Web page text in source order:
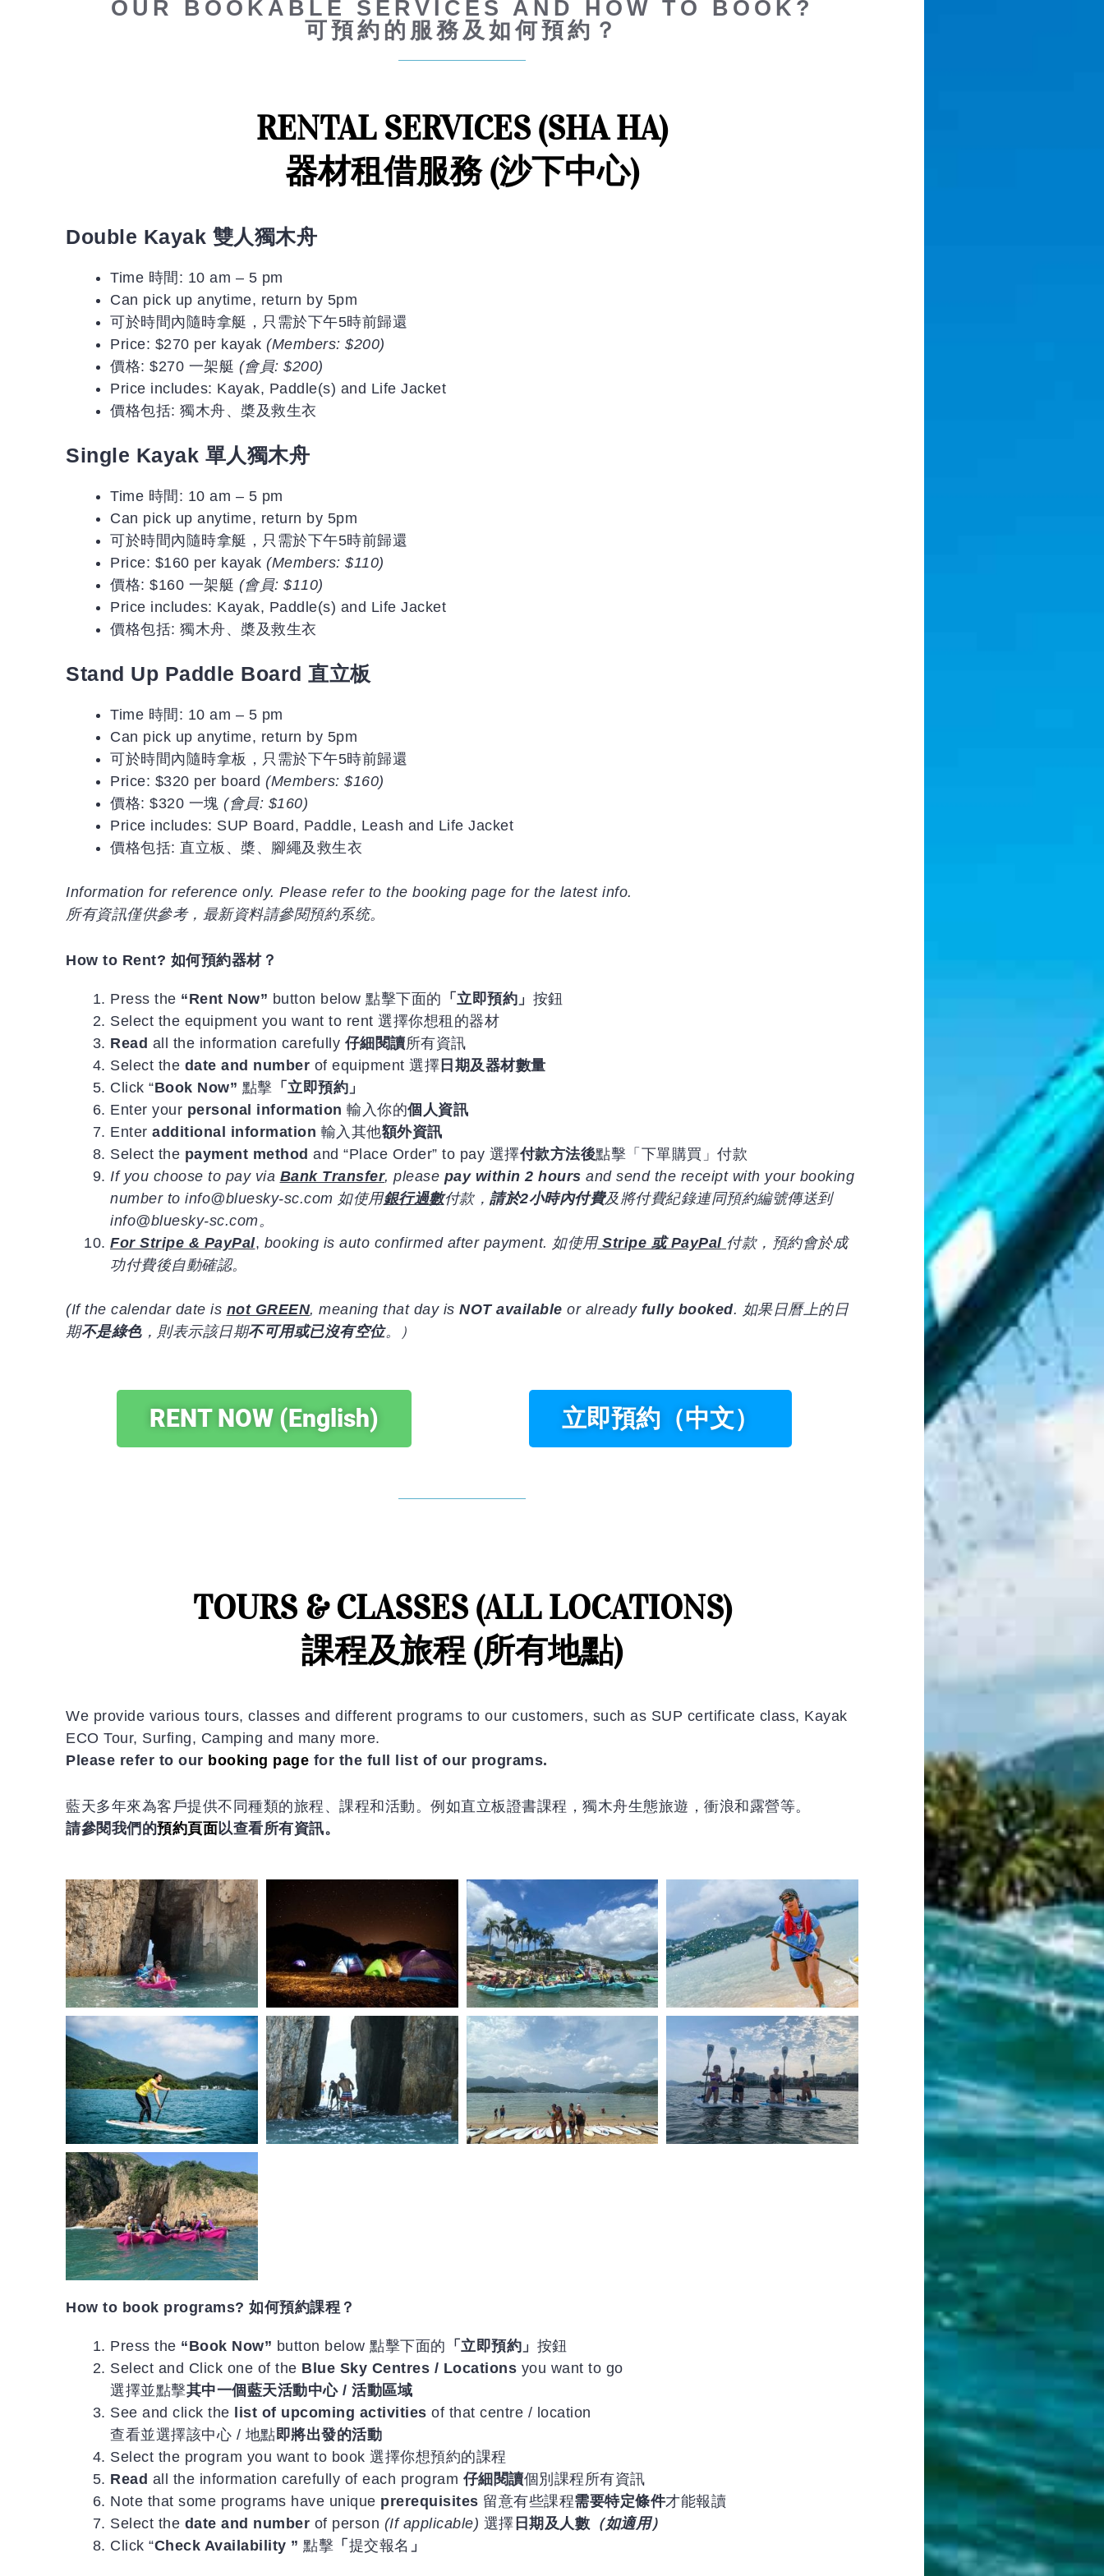
OUR BOOKABLE SERVICES AND HOW TO BOOK?
可預約的服務及如何預約？
RENTAL SERVICES (SHA HA)
器材租借服務 (沙下中心)
Double Kayak 雙人獨木舟
Time 時間: 10 am – 5 pm
Can pick up anytime, return by 5pm
可於時間內隨時拿艇，只需於下午5時前歸還
Price: $270 per kayak (Members: $200)
價格: $270 一架艇 (會員: $200)
Price includes: Kayak, Paddle(s) and Life Jacket
價格包括: 獨木舟、槳及救生衣
Single Kayak 單人獨木舟
Time 時間: 10 am – 5 pm
Can pick up anytime, return by 5pm
可於時間內隨時拿艇，只需於下午5時前歸還
Price: $160 per kayak (Members: $110)
價格: $160 一架艇 (會員: $110)
Price includes: Kayak, Paddle(s) and Life Jacket
價格包括: 獨木舟、槳及救生衣
Stand Up Paddle Board 直立板
Time 時間: 10 am – 5 pm
Can pick up anytime, return by 5pm
可於時間內隨時拿板，只需於下午5時前歸還
Price: $320 per board (Members: $160)
價格: $320 一塊 (會員: $160)
Price includes: SUP Board, Paddle, Leash and Life Jacket
價格包括: 直立板、槳、腳繩及救生衣
Information for reference only. Please refer to the booking page for the latest info.
所有資訊僅供參考，最新資料請參閱預約系统。
How to Rent? 如何預約器材？
Press the “Rent Now” button below 點擊下面的 「立即預約」 按鈕
Select the equipment you want to rent 選擇你想租的器材
Read all the information carefully 仔細閱讀所有資訊
Select the date and number of equipment 選擇 日期及器材數量
Click “Book Now” 點擊 「立即預約」
Enter your personal information 輸入你的個人資訊
Enter additional information 輸入其他額外資訊
Select the payment method and “Place Order” to pay 選擇付款方法後點擊「下單購買」付款
If you choose to pay via Bank Transfer, please pay within 2 hours and send the receipt with your booking
number to info@bluesky-sc.com 如使用銀行過數付款， 請於2小時內付費及將付費紀錄連同預約編號傳送到
info@bluesky-sc.com。
For Stripe & PayPal, booking is auto confirmed after payment. 如使用Stripe 或 PayPal 付款，預約會於成
功付費後自動確認。
(If the calendar date is not GREEN, meaning that day is NOT available or alreadyfully booked. 如果日曆上的日
期不是綠色，則表示該日期不可用或已沒有空位。）
RENT NOW (English) 立即預約（中文）
TOURS & CLASSES (ALL LOCATIONS)
課程及旅程 (所有地點)
We provide various tours, classes and different programs to our customers, such as SUP certificate class, Kayak
ECO Tour, Surfing, Camping and many more.
Please refer to our booking page for the full list of our programs.
藍天多年來為客戶提供不同種類的旅程、課程和活動。例如直立板證書課程，獨木舟生態旅遊，衝浪和露營等。
請參閱我們的預約頁面以查看所有資訊。
How to book programs? 如何預約課程？
Press the “Book Now” button below 點擊下面的 「立即預約」 按鈕
Select and Click one of the Blue Sky Centres / Locations you want to go
選擇並點擊其中一個藍天活動中心 / 活動區域
See and click the list of upcoming activities of that centre / location
查看並選擇該中心 / 地點即將出發的活動
Select the program you want to book 選擇你想預約的課程
Read all the information carefully of each program 仔細閱讀個別課程所有資訊
Note that some programs have unique prerequisites 留意有些課程需要特定條件才能報讀
Select the date and number of person (If applicable) 選擇 日期及人數 （如適用）
Click “Check Availability ” 點擊 「 提交報名 」